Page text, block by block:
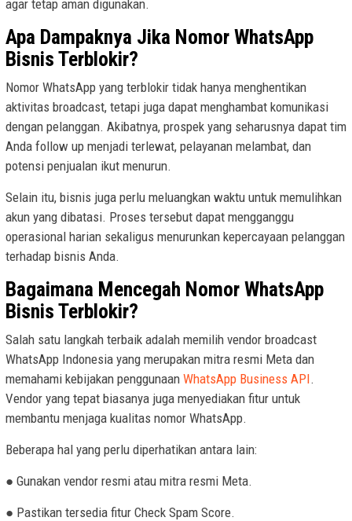
agar tetap aman digunakan.
Apa Dampaknya Jika Nomor WhatsApp
Bisnis Terblokir?
Nomor WhatsApp yang terblokir tidak hanya menghentikan
aktivitas broadcast, tetapi juga dapat menghambat komunikasi
dengan pelanggan. Akibatnya, prospek yang seharusnya dapat tim
Anda follow up menjadi terlewat, pelayanan melambat, dan
potensi penjualan ikut menurun.
Selain itu, bisnis juga perlu meluangkan waktu untuk memulihkan
akun yang dibatasi. Proses tersebut dapat mengganggu
operasional harian sekaligus menurunkan kepercayaan pelanggan
terhadap bisnis Anda.
Bagaimana Mencegah Nomor WhatsApp
Bisnis Terblokir?
Salah satu langkah terbaik adalah memilih vendor broadcast
WhatsApp Indonesia yang merupakan mitra resmi Meta dan
memahami kebijakan penggunaan WhatsApp Business API.
Vendor yang tepat biasanya juga menyediakan fitur untuk
membantu menjaga kualitas nomor WhatsApp.
Beberapa hal yang perlu diperhatikan antara lain:
● Gunakan vendor resmi atau mitra resmi Meta.
● Pastikan tersedia fitur Check Spam Score.